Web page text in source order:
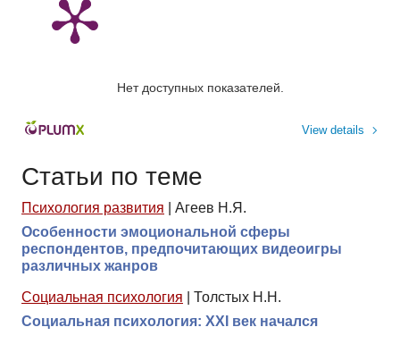
Нет доступных показателей.
View details
Статьи по теме
Психология развития
Агеев Н.Я.
Особенности эмоциональной сферы
респондентов, предпочитающих видеоигры
различных жанров
Социальная психология
Толстых Н.Н.
Социальная психология: XXI век начался